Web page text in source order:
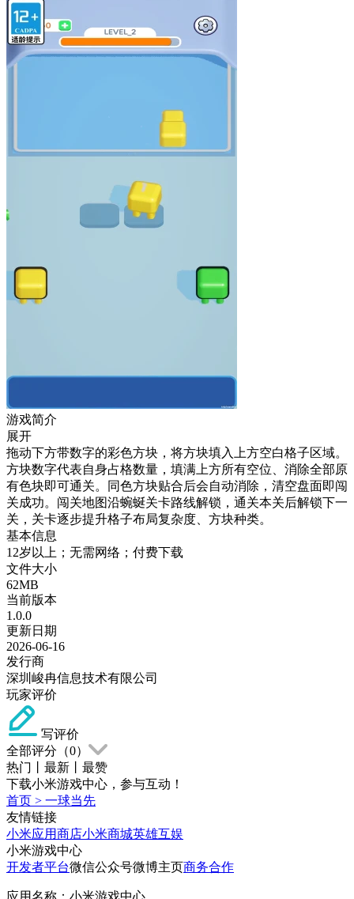
游戏简介
展开
拖动下方带数字的彩色方块，将方块填入上方空白格子区域。
方块数字代表自身占格数量，填满上方所有空位、消除全部原
有色块即可通关。同色方块贴合后会自动消除，清空盘面即闯
关成功。闯关地图沿蜿蜒关卡路线解锁，通关本关后解锁下一
关，关卡逐步提升格子布局复杂度、方块种类。
基本信息
12岁以上；无需网络；付费下载
文件大小
62MB
当前版本
1.0.0
更新日期
2026-06-16
发行商
深圳峻冉信息技术有限公司
玩家评价
写评价
全部评分（0）
热门
最新
最赞
下载小米游戏中心，参与互动！
首页 > 一球当先
友情链接
小米应用商店小米商城英雄互娱
小米游戏中心
开发者平台微信公众号微博主页商务合作
应用名称：小米游戏中心